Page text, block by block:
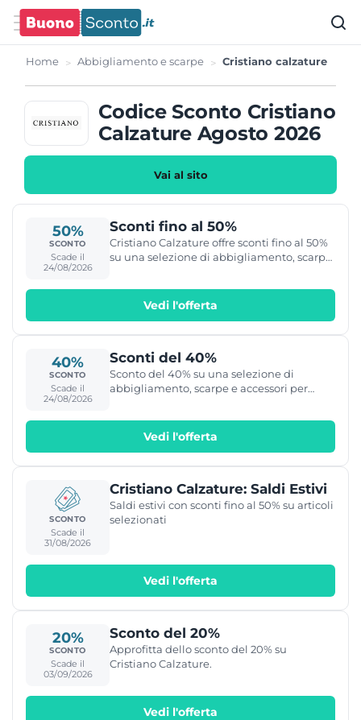
Home Abbigliamento e scarpe Cristiano calzature
Codice Sconto Cristiano
Calzature Agosto 2026
Vai al sito
50%
SCONTO
Scade il
24/08/2026
Sconti fino al 50%
Cristiano Calzature offre sconti fino al 50%
su una selezione di abbigliamento, scarpe
Vedi l'offerta
40%
SCONTO
Scade il
24/08/2026
Sconti del 40%
Sconto del 40% su una selezione di
abbigliamento, scarpe e accessori per
Vedi l'offerta
SCONTO
Scade il
31/08/2026
Cristiano Calzature: Saldi Estivi
Saldi estivi con sconti fino al 50% su articoli
selezionati
Vedi l'offerta
20%
SCONTO
Scade il
03/09/2026
Sconto del 20%
Approfitta dello sconto del 20% su
Cristiano Calzature.
Vedi l'offerta